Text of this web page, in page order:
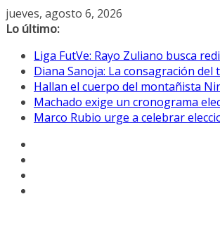
Saltar
al
jueves, agosto 6, 2026
Lo último:
Liga FutVe: Rayo Zuliano busca
Diana Sanoja: La consagración
Hallan el cuerpo del montañista
Machado exige un cronograma
Marco Rubio urge a celebrar